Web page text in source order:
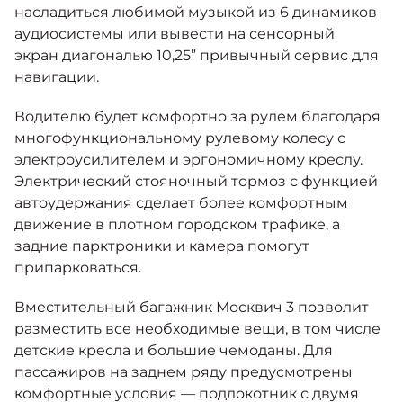
насладиться любимой музыкой из 6 динамиков
аудиосистемы или вывести на сенсорный
экран диагональю 10,25” привычный сервис для
навигации.
Водителю будет комфортно за рулем благодаря
многофункциональному рулевому колесу с
электроусилителем и эргономичному креслу.
Электрический стояночный тормоз с функцией
автоудержания сделает более комфортным
движение в плотном городском трафике, а
задние парктроники и камера помогут
припарковаться.
Вместительный багажник Москвич 3 позволит
разместить все необходимые вещи, в том числе
детские кресла и большие чемоданы. Для
пассажиров на заднем ряду предусмотрены
комфортные условия — подлокотник с двумя